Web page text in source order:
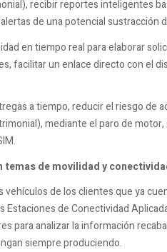
recibir reportes inteligentes
de una potencial sustracción
en tiempo real para elaborar
facilitar un enlace directo con el
a tiempo, reducir el riesgo de
mediante el paro de
temas de movilidad y
de los clientes que ya
de Conectividad
para analizar la información
siempre produciendo.